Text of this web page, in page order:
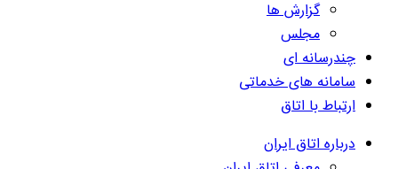
گزارش ها
مجلس
چندرسانه ای
سامانه های خدماتی
ارتباط با اتاق
درباره اتاق ایران